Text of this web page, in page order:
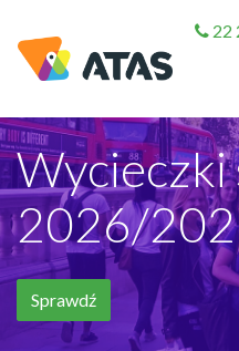
22
Wycieczki
2026/
Sprawdź